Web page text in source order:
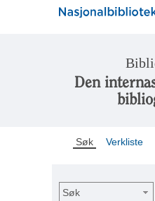
Den
Søk Verkliste
Søk